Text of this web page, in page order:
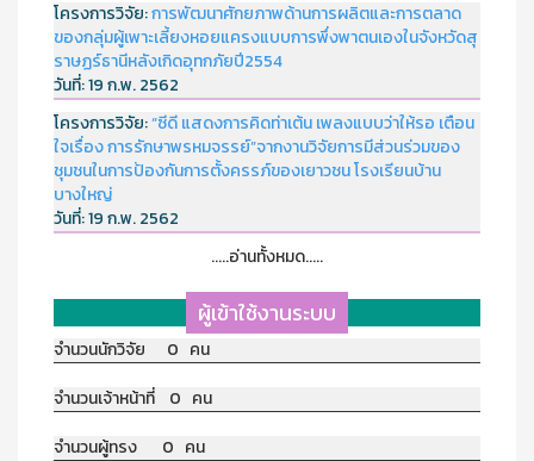
โครงการวิจัย:การพัฒนาศักยภาพด้านการผลิตและการตลาด
ของกลุ่มผู้เพาะเลี้ยงหอยแครงแบบการพึ่งพาตนเองในจังหวัดสุ
ราษฏร์ธานีหลังเกิดอุทกภัยปี2554
วันที่:19 ก.พ. 2562
โครงการวิจัย:“ซีดี แสดงการคิดท่าเต้น เพลงแบบว่าให้รอ เตือน
ใจเรื่อง การรักษาพรหมจรรย์”จากงานวิจัยการมีส่วนร่วมของ
ชุมชนในการป้องกันการตั้งครรภ์ของเยาวชน โรงเรียนบ้าน
บางใหญ่
วันที่:19 ก.พ. 2562
.....อ่านทั้งหมด.....
ผู้เข้าใช้งานระบบ
จำนวนนักวิจัย 0 คน
จำนวนเจ้าหน้าที่ 0 คน
จำนวนผู้ทรง 0 คน